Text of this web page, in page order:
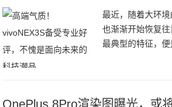
最近，随着大环境
也渐渐开始恢复往
最典型的特征，
各家新机的轮番
OnePlus 8Pro渲染图曝光，或